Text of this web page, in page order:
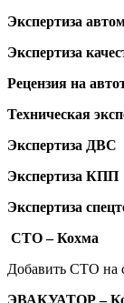
Экспертиза
Экспертиза
Рецензия на
Техническая
Экспертиза ДВС
Экспертиза КПП
Экспертиза
СТО – Кохма
Добавить СТО на
ЭВАКУАТОР –